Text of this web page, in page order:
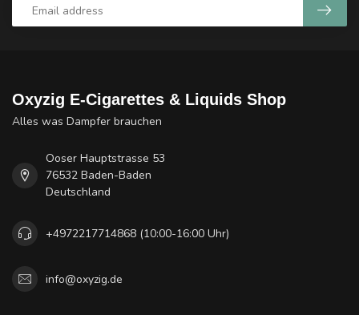
Oxyzig E-Cigarettes & Liquids Shop
Alles was Dampfer brauchen
Ooser Hauptstrasse 53
76532 Baden-Baden
Deutschland
+4972217714868 (10:00-16:00 Uhr)
info@oxyzig.de